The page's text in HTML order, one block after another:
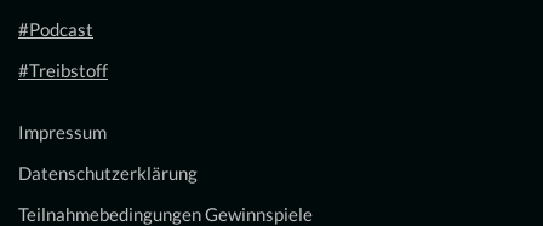
#Podcast
#Treibstoff
Impressum
Datenschutzerklärung
Teilnahmebedingungen Gewinnspiele